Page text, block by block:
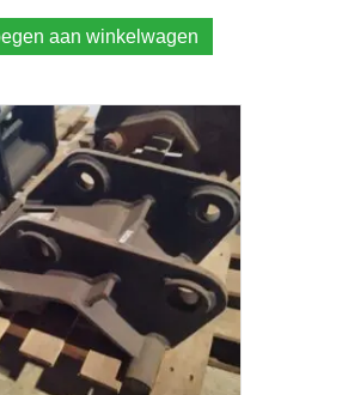
aan winkelwagen